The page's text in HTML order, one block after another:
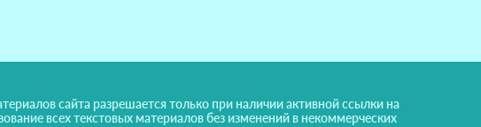
сайта разрешается только при наличии активной ссылки на
всех текстовых материалов без изменений в некоммерческих